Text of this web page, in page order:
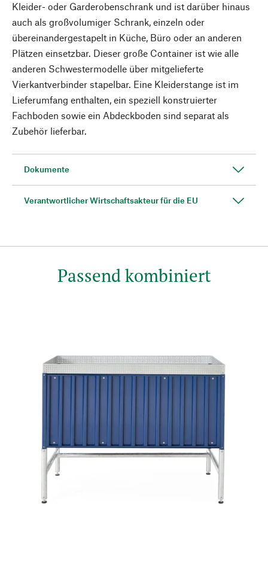
Kleider- oder Garderobenschrank und ist darüber hinaus
auch als großvolumiger Schrank, einzeln oder
übereinandergestapelt in Küche, Büro oder an anderen
Plätzen einsetzbar. Dieser große Container ist wie alle
anderen Schwestermodelle über mitgelieferte
Vierkantverbinder stapelbar. Eine Kleiderstange ist im
Lieferumfang enthalten, ein speziell konstruierter
Fachboden sowie ein Abdeckboden sind separat als
Zubehör lieferbar.
Dokumente
Verantwortlicher Wirtschaftsakteur für die EU
Passend kombiniert